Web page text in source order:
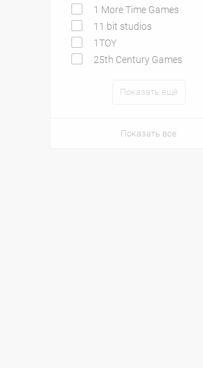
1 More Time Games
11 bit studios
1TOY
25th Century Games
Показать ещё
Показать все